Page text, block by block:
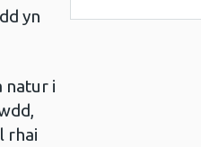
yn
natur i
rhai